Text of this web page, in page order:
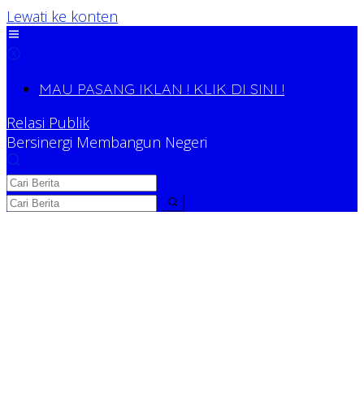
Lewati ke konten
MAU PASANG IKLAN ! KLIK DI SINI !
Relasi Publik
Bersinergi Membangun Negeri